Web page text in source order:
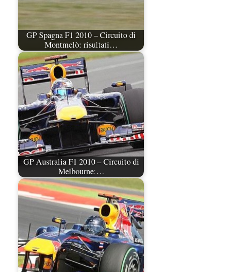
GP Spagna F1 2010 – Circuito di
Montmelò: risultati…
GP Australia F1 2010 – Circuito di
Melbourne:…